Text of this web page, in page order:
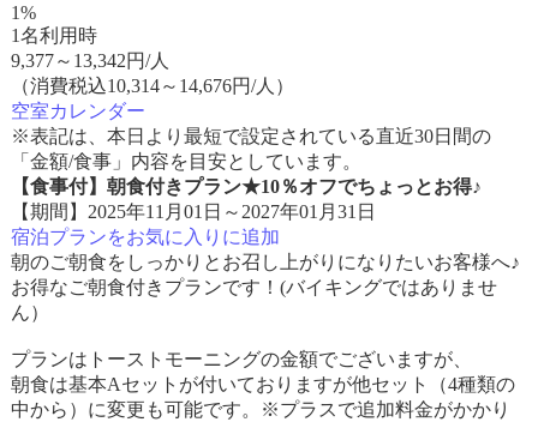
1%
1名利用時
9,377～ 13,342円/人
（消費税込10,314～14,676円/人）
空室カレンダー
※表記は、本日より最短で設定されている直近30日間の
「金額/食事」内容を目安としています。
【食事付】朝食付きプラン★10％オフでちょっとお得♪
【期間】2025年11月01日～2027年01月31日
宿泊プランをお気に入りに追加
朝のご朝食をしっかりとお召し上がりになりたいお客様へ♪
お得なご朝食付きプランです！(バイキングではありませ
ん）
プランはトーストモーニングの金額でございますが、
朝食は基本Aセットが付いておりますが他セット（4種類の
中から）に変更も可能です。※プラスで追加料金がかかり